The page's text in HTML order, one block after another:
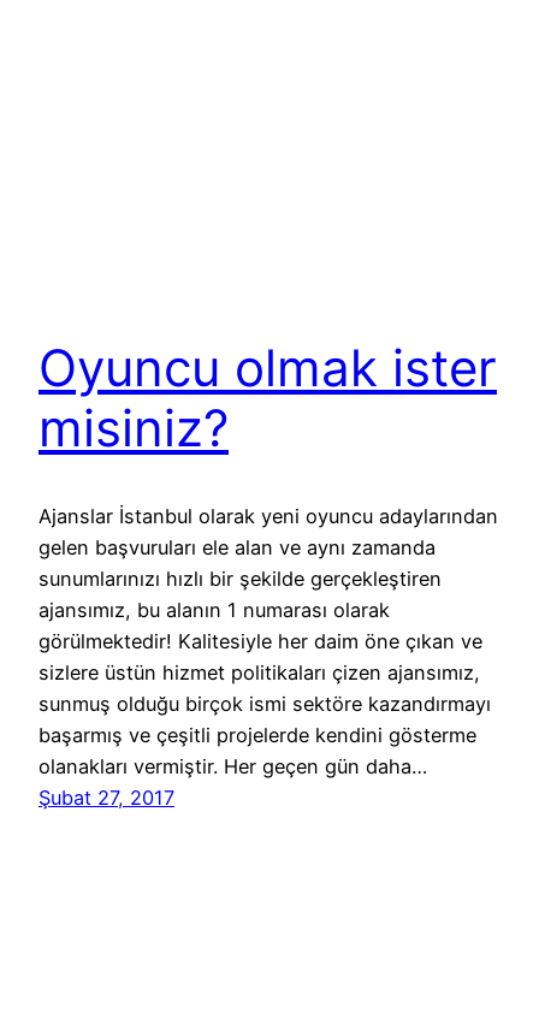
Oyuncu olmak ister
misiniz?
Ajanslar İstanbul olarak yeni oyuncu adaylarından
gelen başvuruları ele alan ve aynı zamanda
sunumlarınızı hızlı bir şekilde gerçekleştiren
ajansımız, bu alanın 1 numarası olarak
görülmektedir! Kalitesiyle her daim öne çıkan ve
sizlere üstün hizmet politikaları çizen ajansımız,
sunmuş olduğu birçok ismi sektöre kazandırmayı
başarmış ve çeşitli projelerde kendini gösterme
olanakları vermiştir. Her geçen gün daha…
Şubat 27, 2017